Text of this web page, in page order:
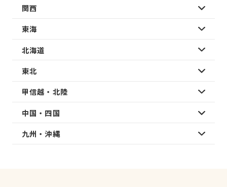
関西
東海
北海道
東北
甲信越・北陸
中国・四国
九州・沖縄